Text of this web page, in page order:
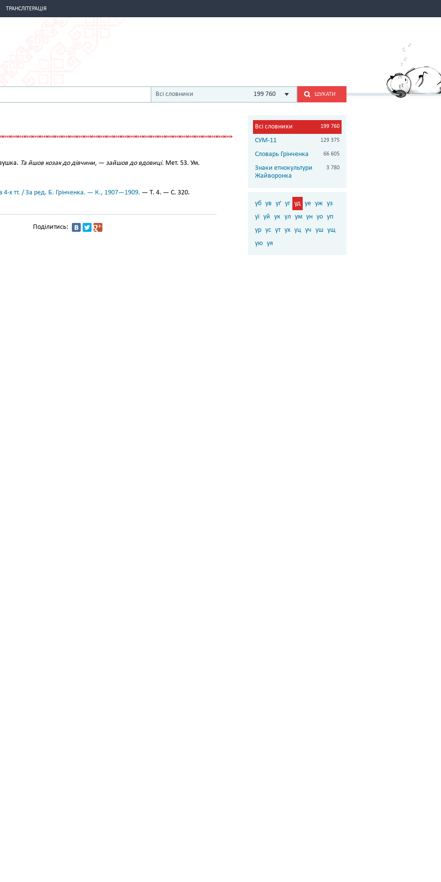
ТРАНСЛІТЕРАЦІЯ
Всі словники 199 760 ШУКАТИ
Та йшов козак до дівчини, — зайшов до вдовиці. Мет. 53. Ум.
4-х тт. / За ред. Б. Грінченка. — К., 1907—1909. — Т. 4. — С. 320.
Поділитись:
Всі словники 199 760
СУМ-11 129 375
Словарь Грінченка 66 605
Знаки етнокультури
Жайворонка
3 780
уб ув уґ уг уд уе уж уз
уї уй ук ул ум ун уо уп
ур ус ут ух уц уч уш ущ
ую уя